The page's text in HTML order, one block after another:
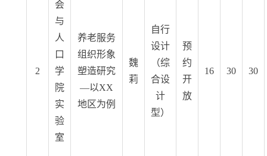
2
会
与
人
口
学
院
实
验
室
养老服务
组织形象
塑造研究
—以XX
地区为例
魏
莉
自行
设计
（综
合设
计
型）
预
约
开
放
16 30 30